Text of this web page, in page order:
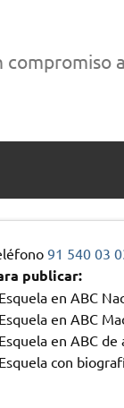
91 540 03
publicar:
en ABC
en ABC
en ABC
con